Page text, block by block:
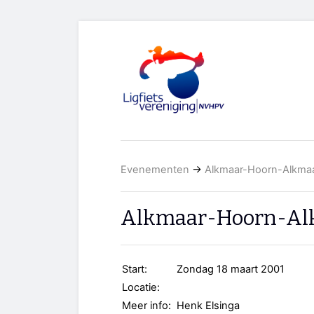
Evenementen → Alkmaar-Hoorn-
Alkmaar-Hoorn-
Start:
Zondag 18 maart 2001
Locatie:
Meer info: Henk Elsinga